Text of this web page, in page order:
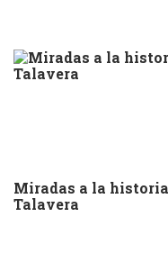
Miradas a la
Talavera